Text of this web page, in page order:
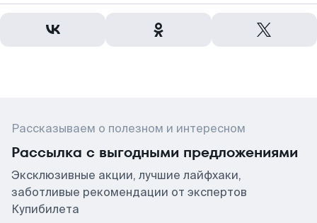
Рассказываем о полезном и интересном
Рассылка с выгодными предложениями
Эксклюзивные акции, лучшие лайфхаки,
заботливые рекомендации от экспертов
Купибилета